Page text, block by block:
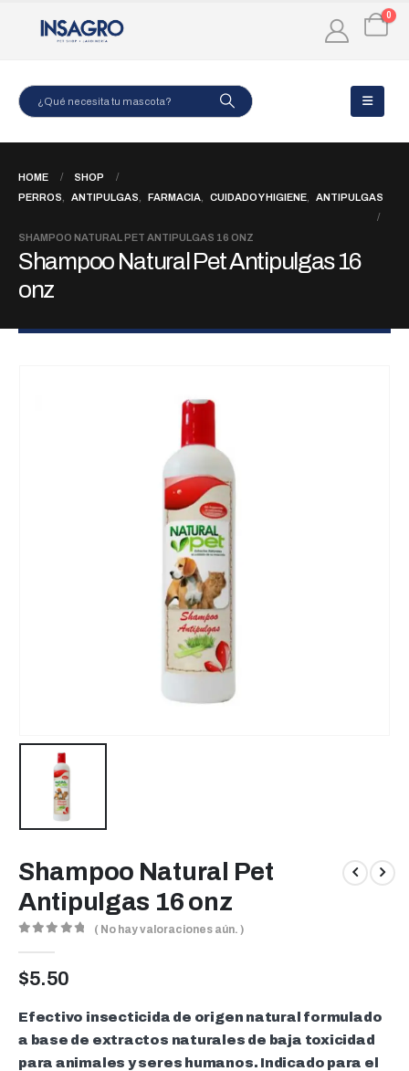
0
HOME
SHOP
PERROS
ANTIPULGAS FARMACIA CUIDADO Y HIGIENE ANTIPULGAS
SHAMPOO NATURAL PET ANTIPULGAS 16 ONZ
Shampoo Natural Pet Antipulgas 16
onz
Shampoo Natural Pet
Antipulgas 16 onz
( No hay valoraciones aún. )
$5.50
Efectivo insecticida de origen natural formulado
a base de extractos naturales de baja toxicidad
para animales y seres humanos. Indicado para el